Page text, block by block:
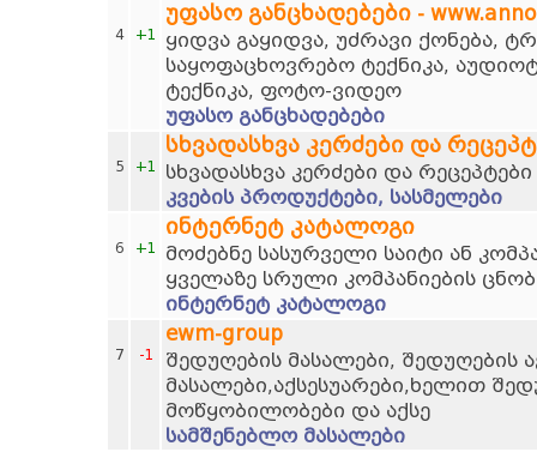
4 +1
უფასო განცხადებები -
ყიდვა გაყიდვა, უძრავი ქონება,
საყოფაცხოვრებო ტექნიკა,
ტექნიკა, ფოტო-ვიდეო
უფასო განცხადებები
5 +1
სხვადასხვა კერძები და
სხვადასხვა კერძები და რეცეპტები
კვების პროდუქტები, სასმელები
6 +1
ინტერნეტ კატალოგი
მოძებნე სასურველი საიტი ან
ყველაზე სრული კომპანიების
ინტერნეტ კატალოგი
7 -1
ewm-group
შედუღების მასალები, შედუღების
მასალები,აქსესუარები,ხელით
მოწყობილობები და აქსე
სამშენებლო მასალები